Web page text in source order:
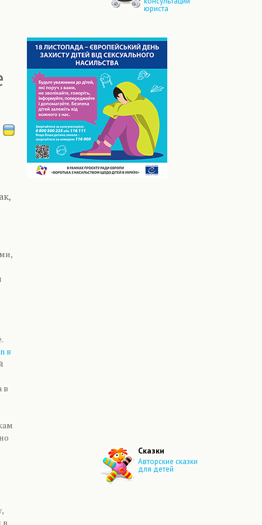
юриста
в
в
в
Сказки
Авторские сказки
для детей